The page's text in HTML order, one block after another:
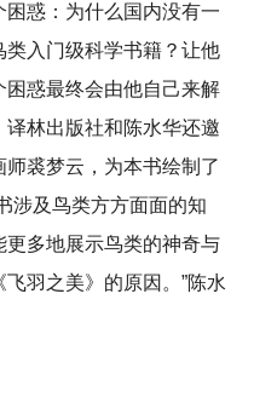
惑：为什么国内没有一
入门级科学书籍？让他
惑最终会由他自己来解
林出版社和陈水华还邀
裘梦云，为本书绘制了
涉及鸟类方方面面的知
多地展示鸟类的神奇与
羽之美》的原因。”陈水